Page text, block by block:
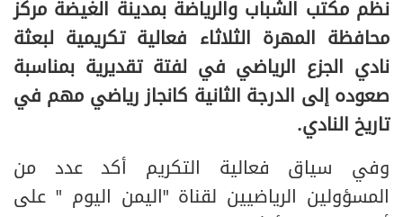
نظم مكتب الشباب والرياضة بمدينة الغيضة مركز
محافظة المهرة الثلاثاء فعالية تكريمية لبعثة
نادي الجزع الرياضي في لفتة تقديرية بمناسبة
صعوده إلى الدرجة الثانية كانجاز رياضي مهم في
تاريخ النادي.
وفي سياق فعالية التكريم أكد عدد من
المسؤولين الرياضيين لقناة "اليمن اليوم " على